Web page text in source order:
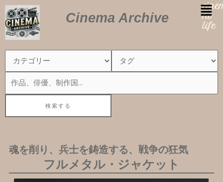
内
容
を
ス
Cinema Archive
no
life
魂を削り、兵士を鋳造する、戦争の狂気
フルメタル・ジャケット